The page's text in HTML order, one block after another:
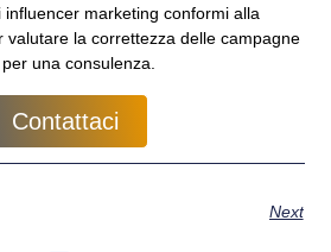
marketing conformi alla
valutare la correttezza delle campagne
una consulenza.
Contattaci
Next